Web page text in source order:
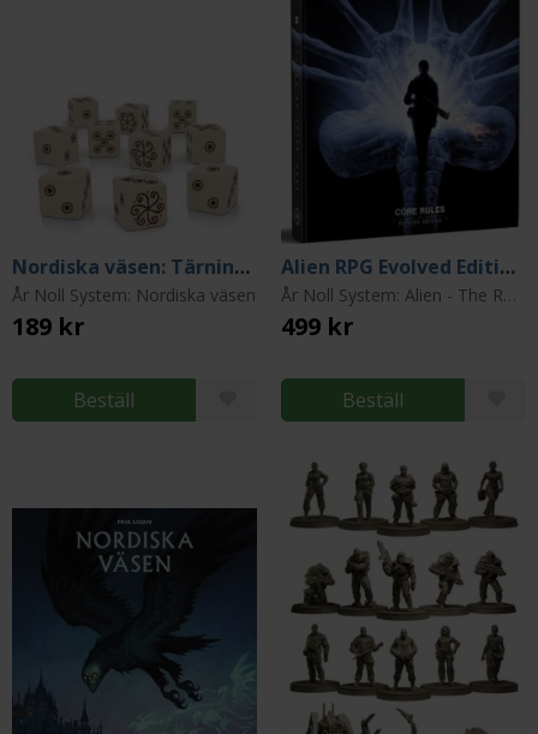
Nordiska väsen: Tärningar
År Noll System: Nordiska väsen
189 kr
Beställ
Alien RPG Evolved Edition Core Rules
År Noll System: Alien - The Roleplaying Game
499 kr
Beställ